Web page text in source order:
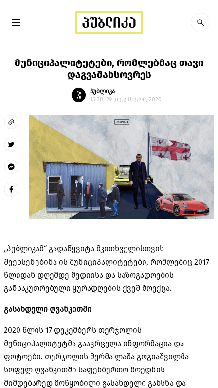
მუნიციპალიტეტები, რომლებმაც თავი
დაგვამახსოვრეს
პუბლიკა
15:30, 29 დეკემბერი, 2020
„პუბლიკამ“ გადაწყვიტა მკითხველისთვის
შეეხსენებინა ის მუნიციპალიტეტები, რომლებიც 2017
წლიდან დღემდე მედიისა და საზოგადოების
განსაკუთრებული ყურადღების ქვეშ მოექცა.
გასახდელი ღვანკითში
2020 წლის 17 დეკემბერს თერჯოლის
მუნიციპალიტეტმა გაავრცელა ინფორმაცია და
ფოტოები. თერჯოლის მერმა ლაშა გოგიაშვილმა
სოფელ ღვანკითში საფეხბურთო მოედნის
მიმდებარედ მოწყობილი გასახდელი გახსნა და